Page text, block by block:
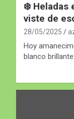
❄️ Heladas
viste de
28/05/2025
Hoy
blanco